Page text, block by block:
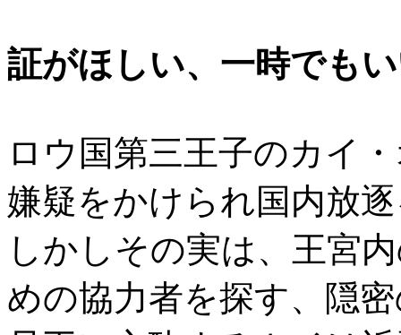
証がほしい、一時でも
ロウ国第三王子のカイ
嫌疑をかけられ国内放
しかしその実は、王宮
めの協力者を探す、隠